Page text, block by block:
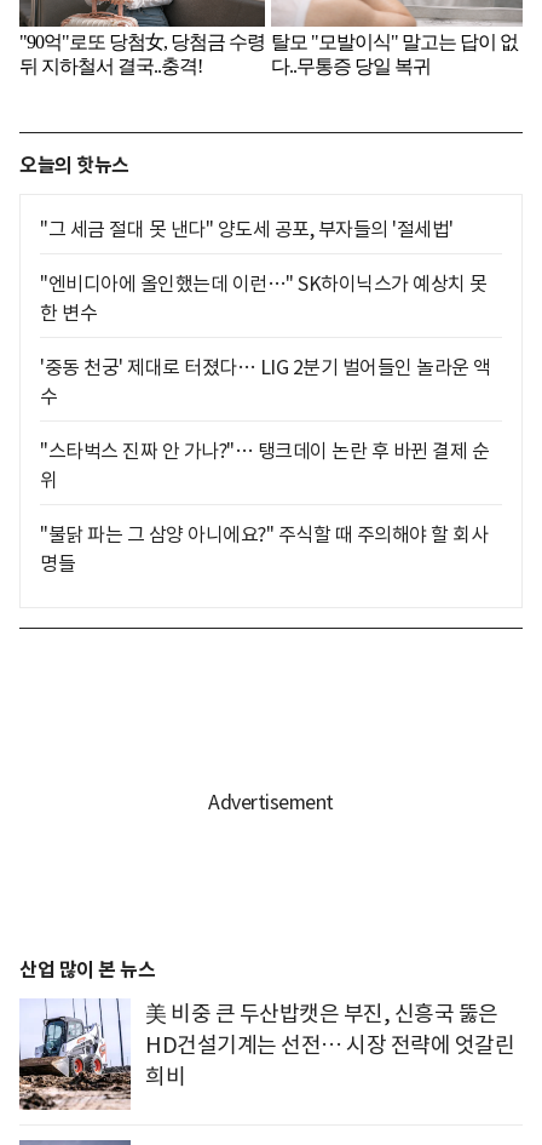
오늘의 핫뉴스
"그 세금 절대 못 낸다" 양도세 공포, 부자들의 '절세법'
"엔비디아에 올인했는데 이런…" SK하이닉스가 예상치 못
한 변수
'중동 천궁' 제대로 터졌다… LIG 2분기 벌어들인 놀라운 액
수
"스타벅스 진짜 안 가나?"… 탱크데이 논란 후 바뀐 결제 순
위
"불닭 파는 그 삼양 아니에요?" 주식할 때 주의해야 할 회사
명들
산업 많이 본 뉴스
美 비중 큰 두산밥캣은 부진, 신흥국 뚫은
HD건설기계는 선전… 시장 전략에 엇갈린
희비